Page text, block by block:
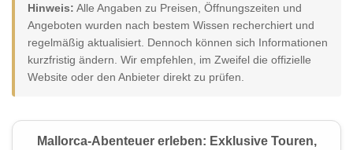
Hinweis: Alle Angaben zu Preisen, Öffnungszeiten und
Angeboten wurden nach bestem Wissen recherchiert und
regelmäßig aktualisiert. Dennoch können sich Informationen
kurzfristig ändern. Wir empfehlen, im Zweifel die offizielle
Website oder den Anbieter direkt zu prüfen.
Mallorca-Abenteuer erleben: Exklusive Touren,